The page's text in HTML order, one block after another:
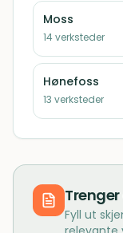
Moss
14verksteder
Hønefoss
13 verksteder
Fyll ut